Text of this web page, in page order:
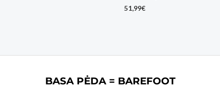
51,99€
BASA PĖDA = BAREFOOT